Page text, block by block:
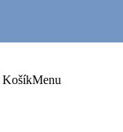
KošíkMenu